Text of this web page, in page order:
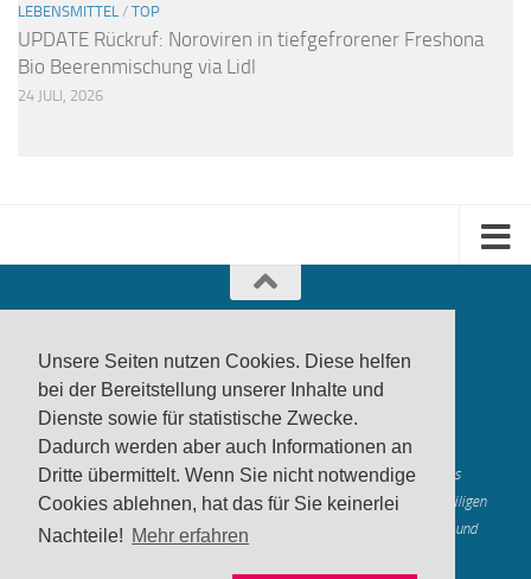
Unsere Seiten nutzen Cookies. Diese helfen
bei der Bereitstellung unserer Inhalte und
Dienste sowie für statistische Zwecke.
Dadurch werden aber auch Informationen an
Dritte übermittelt. Wenn Sie nicht notwendige
Cookies ablehnen, hat das für Sie keinerlei
Nachteile! Mehr erfahren
LEBENSMITTEL / TOP
UPDATE Rückruf: Noroviren in tiefgefrorener Freshona
Bio Beerenmischung via Lidl
24 JULI, 2026
produktwarnung.eu - 2007-2026
Made in Gerstetten |Medienzentrum Gerstetten
Alle genannten Marken, Warenzeichen und Logos innerhalb dieses
Medienangebotes sind durch die Marken- und Urheberechte der jeweiligen
Rechteinhaber geschützt, und dienen lediglich der Berichterstattung und